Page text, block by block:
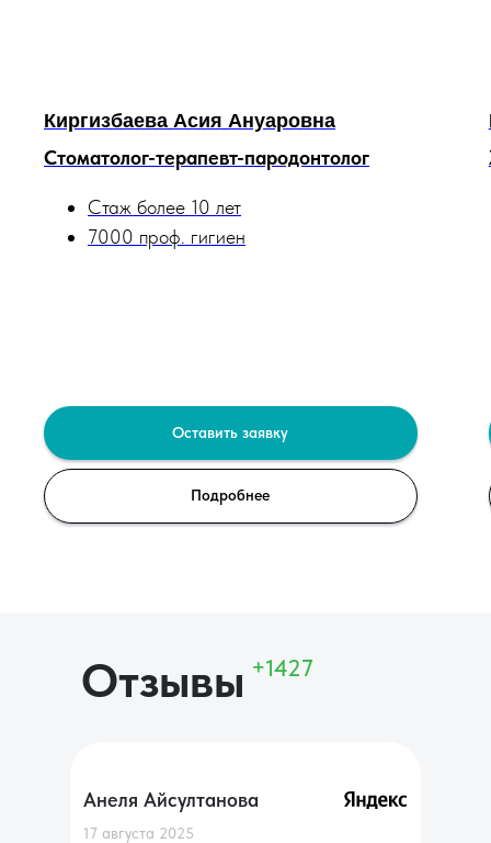
Киргизбаева Асия Ануаровна
Cтоматолог-терапевт-пародонтолог
Стаж более 10 лет
7000 проф. гигиен
Оставить заявку
Подробнее
Анеля Айсултанова
17 августа 2025
Отзывы +1427